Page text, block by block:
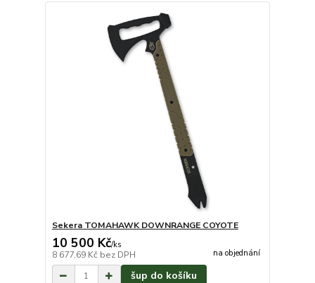
Sekera TOMAHAWK DOWNRANGE COYOTE
10 500 Kč/ks
8 677,69 Kč bez DPH na objednání
šup do košíku